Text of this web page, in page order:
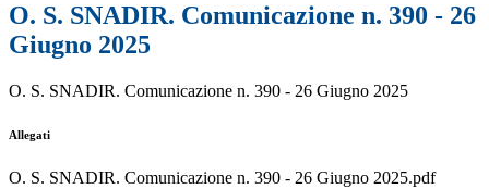
O. S. SNADIR. Comunicazione n. 390 - 26
Giugno 2025
O. S. SNADIR. Comunicazione n. 390 - 26 Giugno 2025
Allegati
O. S. SNADIR. Comunicazione n. 390 - 26 Giugno 2025.pdf